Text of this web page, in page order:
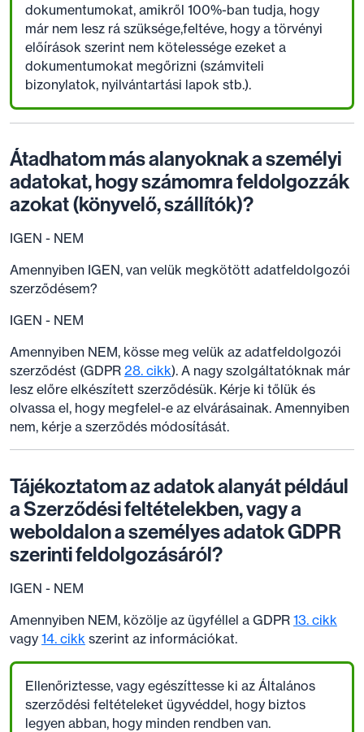
dokumentumokat, amikről 100%-ban tudja, hogy
már nem lesz rá szüksége,feltéve, hogy a törvényi
előírások szerint nem kötelessége ezeket a
dokumentumokat megőrizni (számviteli
bizonylatok, nyilvántartási lapok stb.).
Átadhatom más alanyoknak a személyi
adatokat, hogy számomra feldolgozzák
azokat (könyvelő, szállítók)?
IGEN - NEM
Amennyiben IGEN, van velük megkötött adatfeldolgozói
szerződésem?
IGEN - NEM
Amennyiben NEM, kösse meg velük az adatfeldolgozói
szerződést (GDPR 28. cikk). A nagy szolgáltatóknak már
lesz előre elkészített szerződésük. Kérje ki tőlük és
olvassa el, hogy megfelel-e az elvárásainak. Amennyiben
nem, kérje a szerződés módosítását.
Tájékoztatom az adatok alanyát például
a Szerződési feltételekben, vagy a
weboldalon a személyes adatok GDPR
szerinti feldolgozásáról?
IGEN - NEM
Amennyiben NEM, közölje az ügyféllel a GDPR 13. cikk
vagy 14. cikk szerint az információkat.
Ellenőriztesse, vagy egészíttesse ki az Általános
szerződési feltételeket ügyvéddel, hogy biztos
legyen abban, hogy minden rendben van.